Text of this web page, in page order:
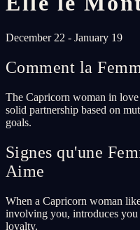
December 22 - January 19
Comment la
The Capricorn woman in
solid partnership based on
goals.
Signes qu'une
Aime
When a Capricorn woman
involving you, introduces
loyalty.